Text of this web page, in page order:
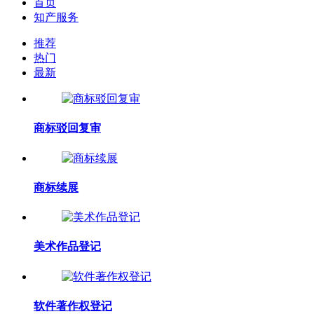
首页
知产服务
推荐
热门
最新
商标驳回复审
商标续展
美术作品登记
软件著作权登记